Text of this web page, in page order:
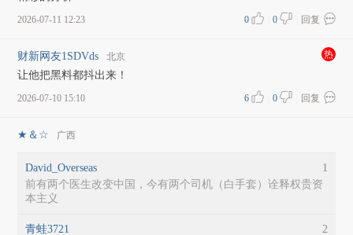
2026-07-11 12:23 回复
0
0
财新网友1SDVds 北京 热
让他把黑料都抖出来！
2026-07-10 15:10 回复
0
6
★＆☆ 广西
David_Overseas
前有两个医生改变中国，今有两个司机（白手套）诠释权贵资
本主义
1
青蛙3721 2